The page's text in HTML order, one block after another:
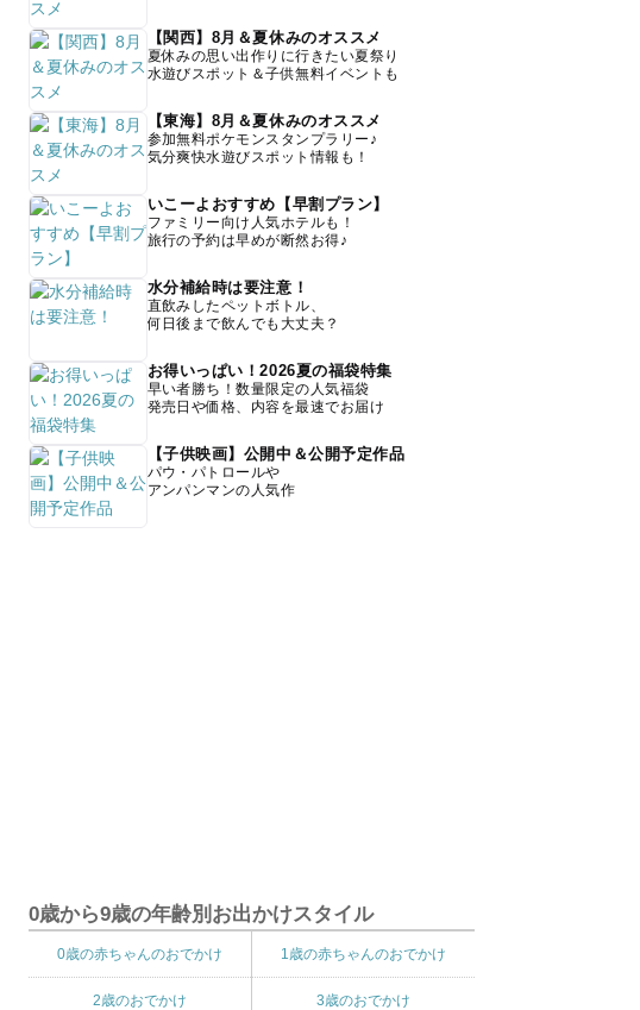
【関西】8月＆夏休みのオススメ
夏休みの思い出作りに行きたい夏祭り
水遊びスポット＆子供無料イベントも
【東海】8月＆夏休みのオススメ
参加無料ポケモンスタンプラリー♪
気分爽快水遊びスポット情報も！
いこーよおすすめ【早割プラン】
ファミリー向け人気ホテルも！
旅行の予約は早めが断然お得♪
水分補給時は要注意！
直飲みしたペットボトル、
何日後まで飲んでも大丈夫？
お得いっぱい！2026夏の福袋特集
早い者勝ち！数量限定の人気福袋
発売日や価格、内容を最速でお届け
【子供映画】公開中＆公開予定作品
パウ・パトロールや
アンパンマンの人気作
0歳から9歳の年齢別お出かけスタイル
0歳の赤ちゃんのおでかけ 1歳の赤ちゃんのおでかけ
2歳のおでかけ 3歳のおでかけ